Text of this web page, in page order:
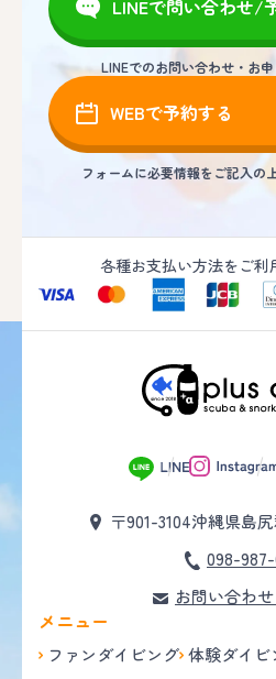
LINEで問い合わせ/
LINEでのお問い合わせ・お申
WEBで予約する
フォームに必要情報をご記入の
各種お支払い方法をご利
〒901-3104沖縄県島
098-987-
お問い合わ
メニュー
ファンダイビング 体験ダイビ